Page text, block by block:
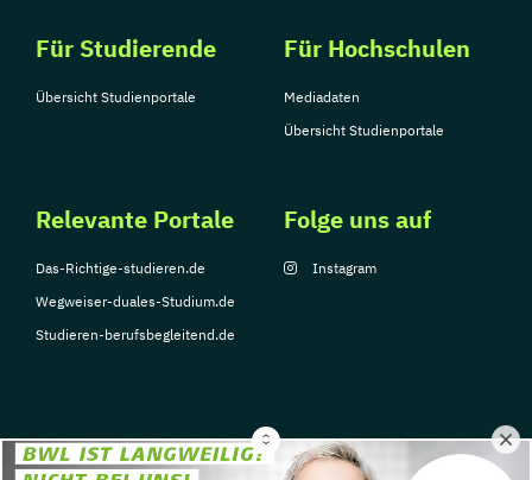
Für Studierende
Übersicht Studienportale
Für Hochschulen
Mediadaten
Übersicht Studienportale
Relevante Portale
Das-Richtige-studieren.de
Wegweiser-duales-Studium.de
Studieren-berufsbegleitend.de
Folge uns auf
Instagram